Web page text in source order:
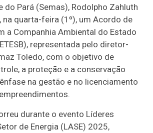
do Pará (Semas), Rodolpho Zahluth
na quarta-feira (1º), um Acordo de
a Companhia Ambiental do Estado
representada pelo diretor-
Toledo, com o objetivo de
a proteção e a conservação
na gestão e no licenciamento
durante o evento Líderes
de Energia (LASE) 2025,